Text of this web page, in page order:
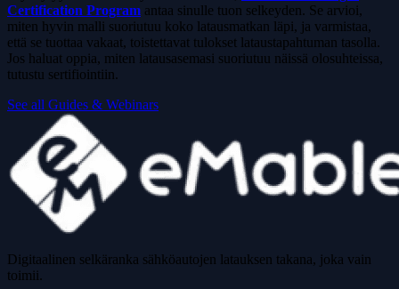
Certification Program antaa sinulle tuon selkeyden. Se arvioi,
miten hyvin malli suoriutuu koko latausmatkan läpi, ja varmistaa,
että se tuottaa vakaat, toistettavat tulokset lataustapahtuman tasolla.
Jos haluat oppia, miten latausasemasi suoriutuu näissä olosuhteissa,
tutustu sertifiointiin.
See all Guides & Webinars
Digitaalinen selkäranka sähköautojen latauksen takana, joka vain
toimii.